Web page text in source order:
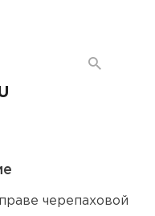
черепаховой